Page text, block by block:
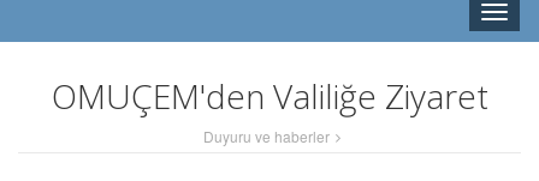
Toggle
OMUÇEM'den Valiliğe Ziyaret
Duyuru ve haberler